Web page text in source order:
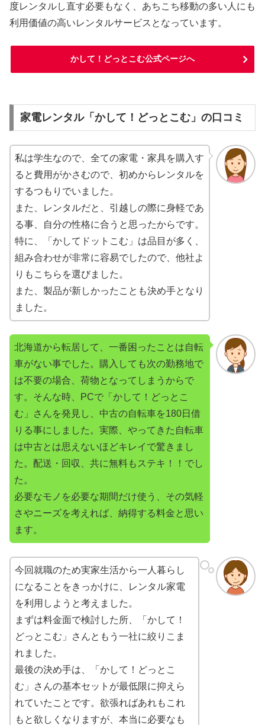
度レンタルし直す必要もなく、あちこち移動の多い人にも
利用価値の高いレンタルサービスとなっています。
かして！どっとこむ公式ページへ
家電レンタル「かして！どっとこむ」の口コミ
私は学生なので、全ての家電・家具を購入す
ると費用がかさむので、初めからレンタルを
するつもりでいました。
また、レンタルだと、引越しの際に身軽であ
る事、自分の性格に合うと思ったからです。
特に、「かしてドットこむ」は品目が多く、
組み合わせが非常に容易でしたので、他社よ
りもこちらを選びました。
また、製品が新しかったことも決め手となり
ました。
北海道から転居して、一番困ったことは自転
車がない事でした。購入しても次の勤務地で
は不要の場合、荷物となってしまうからで
す。そんな時、PCで「かして！どっとこ
む」さんを発見し、中古の自転車を180日借
りる事にしました。実際、やってきた自転車
は中古とは思えないほどキレイで驚きまし
た。配送・回収、共に無料もステキ！！でし
た。
必要なモノを必要な期間だけ使う、その気軽
さやニーズを考えれば、納得する料金と思い
ます。
今回就職のため実家生活から一人暮らし
になることをきっかけに、レンタル家電
を利用しようと考えました。
まずは料金面で検討した所、「かして！
どっとこむ」さんともう一社に絞りこま
れました。
最後の決め手は、「かして！どっとこ
む」さんの基本セットが最低限に抑えら
れていたことです。欲張ればあれもこれ
もと欲しくなりますが、本当に必要なも